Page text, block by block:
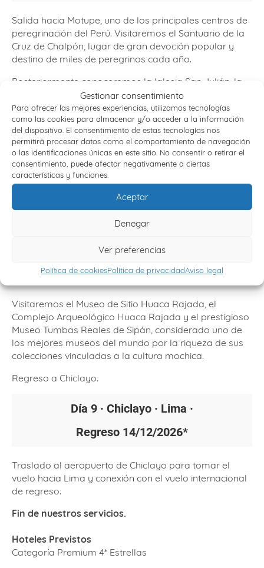
Gestionar consentimiento
Para ofrecer las mejores experiencias, utilizamos tecnologías
como las cookies para almacenar y/o acceder a la información
del dispositivo. El consentimiento de estas tecnologías nos
permitirá procesar datos como el comportamiento de navegación
o las identificaciones únicas en este sitio. No consentir o retirar el
consentimiento, puede afectar negativamente a ciertas
características y funciones.
Aceptar
Denegar
Ver preferencias
Política de cookiesPolítica de privacidadAviso legal
Salida hacia Motupe, uno de los principales centros de
peregrinación del Perú. Visitaremos el Santuario de la
Cruz de Chalpón, lugar de gran devoción popular y
destino de miles de peregrinos cada año.
Posteriormente conoceremos la Iglesia San Julián, la
Iglesia San Pablo de Pacora y la Iglesia San Pedro de
Lambayeque, extraordinarios ejemplos de la
arquitectura religiosa colonial peruana.
Regreso a Chiclayo.
Día 8 · Sipán y Zaña · Herencia
Mochica13/12/2026*
Comenzaremos el día visitando el Convento San
Continuaremos hacia Sipán para descubrir algunos de
los hallazgos arqueológicos más importantes de
Visitaremos el Museo de Sitio Huaca Rajada, el
Complejo Arqueológico Huaca Rajada y el prestigioso
Museo Tumbas Reales de Sipán, considerado uno de
los mejores museos del mundo por la riqueza de sus
colecciones vinculadas a la cultura mochica.
Regreso a Chiclayo.
Día 9 · Chiclayo · Lima ·
Regreso 14/12/2026*
Traslado al aeropuerto de Chiclayo para tomar el
vuelo hacia Lima y conexión con el vuelo internacional
de regreso.
Fin de nuestros servicios.
Hoteles Previstos
Categoría Premium 4* Estrellas